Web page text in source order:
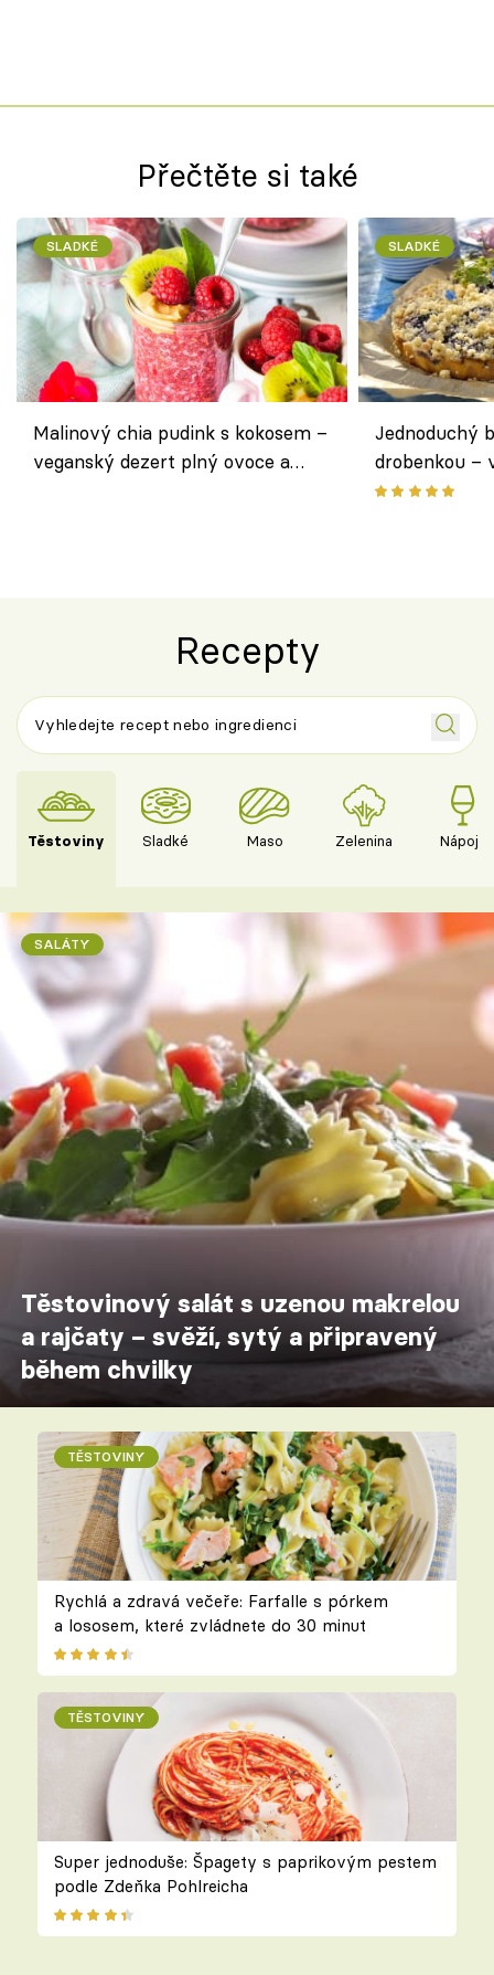
Přečtěte si také
SLADKÉ
Malinový chia pudink s kokosem –
veganský dezert plný ovoce a
SLADKÉ
Jednoduchý
drobenkou –
ovoce
Recepty
Těstoviny Sladké Maso Zelenina Nápoje
SALÁTY
Těstovinový salát s uzenou makrelou
a rajčaty – svěží, sytý a připravený
během chvilky
TĚSTOVINY
Rychlá a zdravá večeře: Farfalle s pórkem
a lososem, které zvládnete do 30 minut
TĚSTOVINY
Super jednoduše: Špagety s paprikovým pestem
podle Zdeňka Pohlreicha